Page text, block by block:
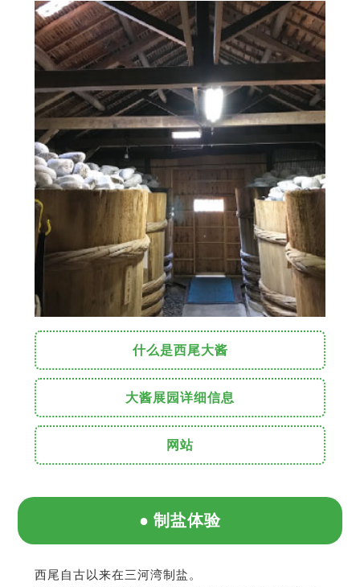
什么是西尾大酱
大酱展园详细信息
网站
制盐体验
西尾自古以来在三河湾制盐。